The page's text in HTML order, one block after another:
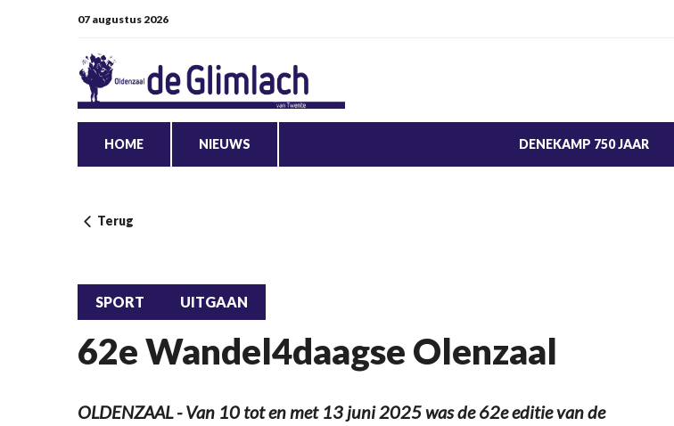
07 augustus 2026
HOME NIEUWS DENEKAMP 750 JAAR
Terug
SPORT UITGAAN
62e Wandel4daagse Olenzaal
OLDENZAAL - Van 10 tot en met 13 juni 2025 was de 62e editie van de